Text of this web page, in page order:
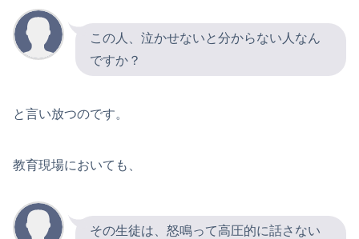
この人、泣かせないと分からない人なん
ですか？
と言い放つのです。
教育現場においても、
その生徒は、怒鳴って高圧的に話さない